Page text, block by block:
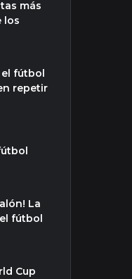
más
los
fútbol
repetir
La
fútbol
Cup